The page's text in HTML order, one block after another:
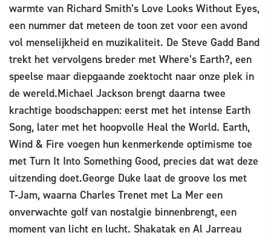
warmte van Richard Smith’s Love Looks Without Eyes,
een nummer dat meteen de toon zet voor een avond
vol menselijkheid en muzikaliteit. De Steve Gadd Band
trekt het vervolgens breder met Where’s Earth?, een
speelse maar diepgaande zoektocht naar onze plek in
de wereld.Michael Jackson brengt daarna twee
krachtige boodschappen: eerst met het intense Earth
Song, later met het hoopvolle Heal the World. Earth,
Wind & Fire voegen hun kenmerkende optimisme toe
met Turn It Into Something Good, precies dat wat deze
uitzending doet.George Duke laat de groove los met
T‑Jam, waarna Charles Trenet met La Mer een
onverwachte golf van nostalgie binnenbrengt, een
moment van licht en lucht. Shakatak en Al Jarreau